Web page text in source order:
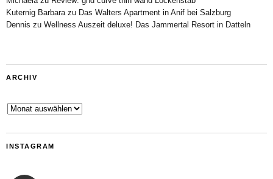
Kuternig Barbara zu Das Walters Apartment in Anif bei Salzburg
Dennis zu Wellness Auszeit deluxe! Das Jammertal Resort in Datteln
ARCHIV
Archiv
INSTAGRAM